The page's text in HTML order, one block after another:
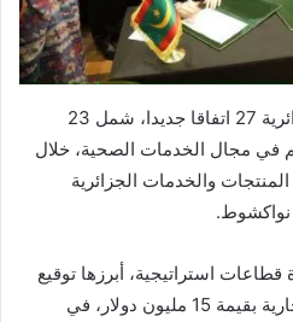
وقعت مؤسسات موريتانية وجزائرية 27 اتفاقا جديدا، شمل 23
مذكرات تفاهم في مجال الخدمات الصحية، خلال
والخدمات الجزائرية
نواكشوط.
استراتيجية، أبرزها توقيع
شركة “سويدي كابل” اتفاقية تجارية بقيمة 15 مليون دولار، في